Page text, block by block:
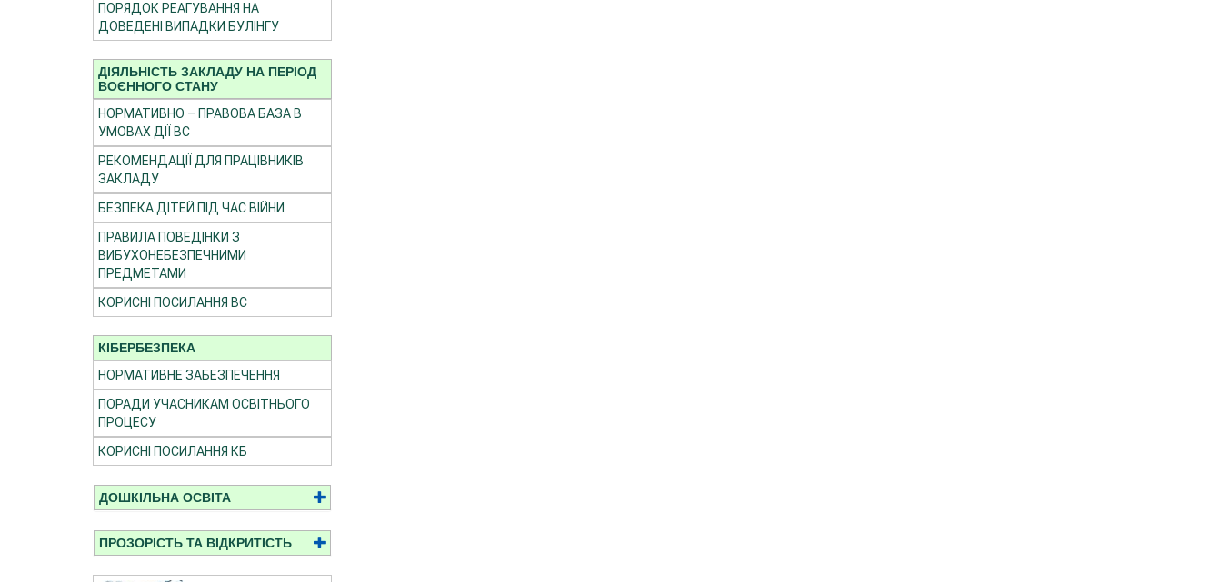
ПОРЯДОК РЕАГУВАННЯ НА
ДОВЕДЕНІ ВИПАДКИ БУЛІНГУ
ДІЯЛЬНІСТЬ ЗАКЛАДУ НА ПЕРІОД
ВОЄННОГО СТАНУ
НОРМАТИВНО – ПРАВОВА БАЗА В
УМОВАХ ДІЇ ВС
РЕКОМЕНДАЦІЇ ДЛЯ ПРАЦІВНИКІВ
ЗАКЛАДУ
БЕЗПЕКА ДІТЕЙ ПІД ЧАС ВІЙНИ
ПРАВИЛА ПОВЕДІНКИ З
ВИБУХОНЕБЕЗПЕЧНИМИ
ПРЕДМЕТАМИ
КОРИСНІ ПОСИЛАННЯ ВС
КІБЕРБЕЗПЕКА
НОРМАТИВНЕ ЗАБЕЗПЕЧЕННЯ
ПОРАДИ УЧАСНИКАМ ОСВІТНЬОГО
ПРОЦЕСУ
КОРИСНІ ПОСИЛАННЯ КБ
ДОШКІЛЬНА ОСВІТА
ПРОЗОРІСТЬ ТА ВІДКРИТІСТЬ